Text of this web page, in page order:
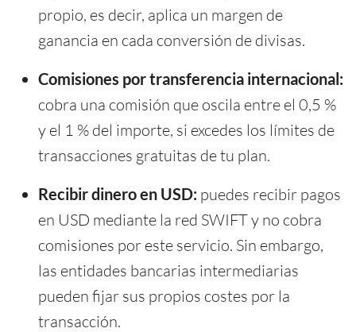
propio, es decir, aplica un margen de
ganancia en cada conversión de divisas.
Comisiones por transferencia internacional:
cobra una comisión que oscila entre el 0,5 %
y el 1 % del importe, si excedes los límites de
transacciones gratuitas de tu plan.
Recibir dinero en USD: puedes recibir pagos
en USD mediante la red SWIFT y no cobra
comisiones por este servicio. Sin embargo,
las entidades bancarias intermediarias
pueden fijar sus propios costes por la
transacción.